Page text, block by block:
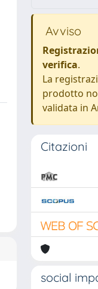
Avviso
verifica.
La
prodotto
validata in
Citazioni
social